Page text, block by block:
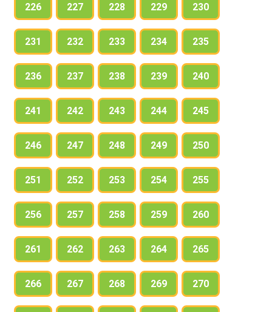
226 227 228 229 230
231 232 233 234 235
236 237 238 239 240
241 242 243 244 245
246 247 248 249 250
251 252 253 254 255
256 257 258 259 260
261 262 263 264 265
266 267 268 269 270